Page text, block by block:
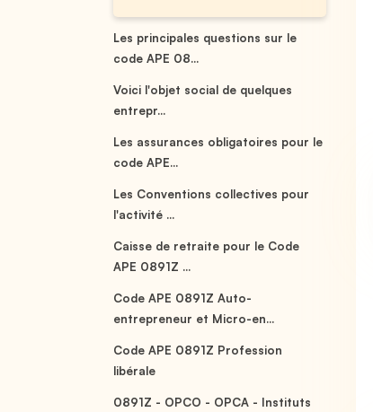
Les principales questions sur le
code APE 08...
Voici l'objet social de quelques
entrepr...
Les assurances obligatoires pour le
code APE...
Les Conventions collectives pour
l'activité ...
Caisse de retraite pour le Code
APE 0891Z ...
Code APE 0891Z Auto-
entrepreneur et Micro-en...
Code APE 0891Z Profession
libérale
0891Z - OPCO - OPCA - Instituts